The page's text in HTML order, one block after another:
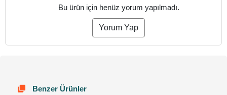
Bu ürün için henüz yorum yapılmadı.
Yorum Yap
Benzer Ürünler